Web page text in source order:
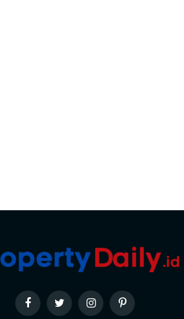
FacebookTwitter InstagramPinterest